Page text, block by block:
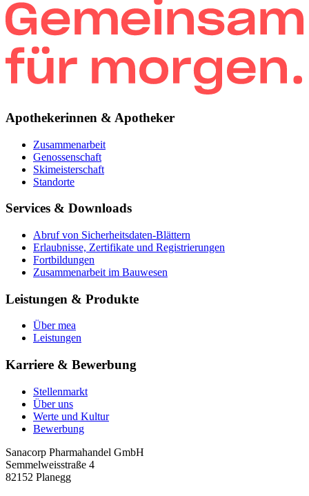
Apothekerinnen & Apotheker
Zusammenarbeit
Genossenschaft
Skimeisterschaft
Standorte
Services & Downloads
Abruf von Sicherheitsdaten-Blättern
Erlaubnisse, Zertifikate und Registrierungen
Fortbildungen
Zusammenarbeit im Bauwesen
Leistungen & Produkte
Über mea
Leistungen
Karriere & Bewerbung
Stellenmarkt
Über uns
Werte und Kultur
Bewerbung
Sanacorp Pharmahandel GmbH
Semmelweisstraße 4
82152 Planegg